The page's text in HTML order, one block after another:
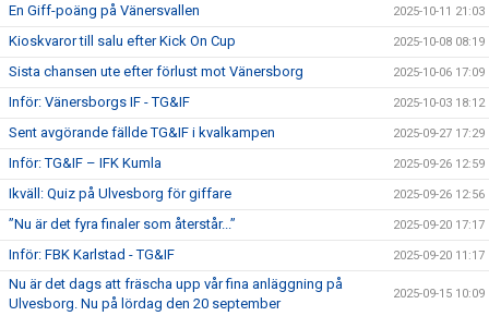
En Giff-poäng på Vänersvallen 2025-10-11 21:03
Kioskvaror till salu efter Kick On Cup 2025-10-08 08:19
Sista chansen ute efter förlust mot Vänersborg 2025-10-06 17:09
Inför: Vänersborgs IF - TG&IF 2025-10-03 18:12
Sent avgörande fällde TG&IF i kvalkampen 2025-09-27 17:29
Inför: TG&IF – IFK Kumla 2025-09-26 12:59
Ikväll: Quiz på Ulvesborg för giffare 2025-09-26 12:56
”Nu är det fyra finaler som återstår...” 2025-09-20 17:17
Inför: FBK Karlstad - TG&IF 2025-09-20 11:17
Nu är det dags att fräscha upp vår fina anläggning på
Ulvesborg. Nu på lördag den 20 september
2025-09-15 10:09